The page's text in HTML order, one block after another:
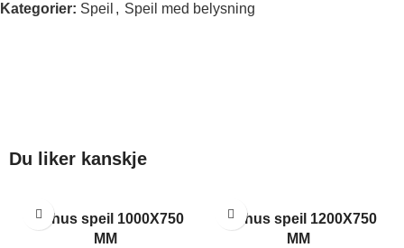
Kategorier: Speil , Speil med belysning
Du liker kanskje
Aarhus speil 1000X750
MM
Aarhus speil 1200X750
MM